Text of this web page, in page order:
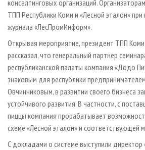
консалтинговых организаций.
ТПП Республики Коми и «Лесной эталон»
журнала «ЛесПромИнформ».
Открывая мероприятие, президент ТПП
рассказал, что генеральный партнер
республиканской палаты компания «Додо
знаковым для республики
Овчинниковым, в развитии своего бизнеса
устойчивого развития. В частности, с
пиццы компания прорабатывает
схеме «Лесной эталон» и соответствующей
С докладами о системе выступили директор